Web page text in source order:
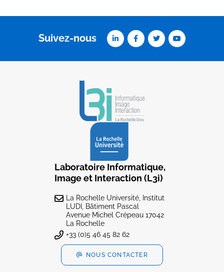
Suivez-nous
Laboratoire Informatique,
Image et Interaction (L3i)
La Rochelle Université, Institut
LUDI, Bâtiment Pascal
Avenue Michel Crépeau 17042
La Rochelle
+33 (0)5 46 45 82 62
NOUS CONTACTER